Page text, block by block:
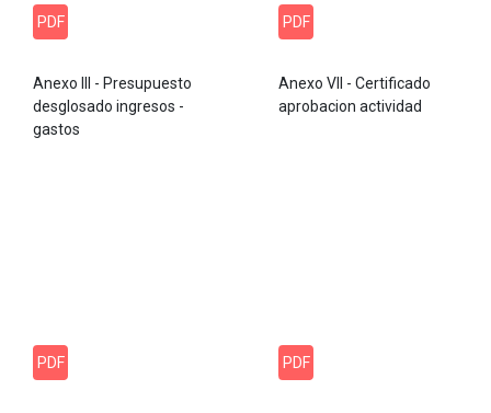
PDF
Anexo III - Presupuesto
desglosado ingresos -
gastos
PDF
Anexo VII - Certificado
aprobacion actividad
PDF PDF